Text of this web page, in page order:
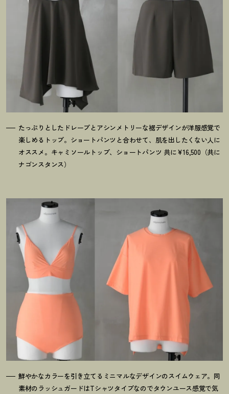
たっぷりとしたドレープとアシンメトリーな裾デザインが洋服感覚で
楽しめるトップ。ショートパンツと合わせて、肌を出したくない人に
オススメ。キャミソールトップ、ショートパンツ 共に¥16,500（共に
ナゴンスタンス）
鮮やかなカラーを引き立てるミニマルなデザインのスイムウェア。同
素材のラッシュガードはTシャツタイプなのでタウンユース感覚で気